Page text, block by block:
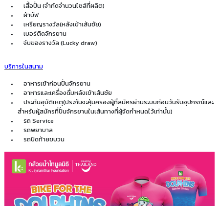
เสื้อปั่น (จำกัดจำนวนไซส์ที่ผลิต)
ผ้าบัฟ
เหรียญรางวัล(หลังเข้าเส้นชัย)
เบอร์ติดจักรยาน
จับของรางวัล (Lucky draw)
บริการในสนาม
อาหารเช้าก่อนปั่นจักรยาน
อาหารและเครื่องดื่มหลังเข้าเส้นชัย
ประกันอุบัติเหตุ(ประกันจะคุ้มครองผู้ที่สมัครผ่านระบบก่อนวันรับอุปกรณ์และ
สำหรับผู้สมัครที่ปั่นจักรยานในเส้นทางที่ผู้จัดกำหนดไว้เท่านั้น)
รถ Service
รถพยาบาล
รถปิดท้ายขบวน